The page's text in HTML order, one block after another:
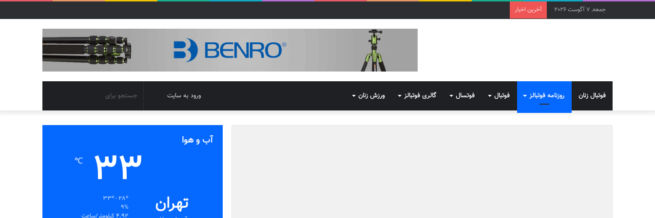
جمعه, 7 آگوست 2026 آخرین اخبار
فوتبال زنان روزنامه فوتبالز فوتبال فوتسال گالری فوتبالز ورزش زنان
برای
تغییر
پوسته
ورود به سایت
آب و هوا
تهران
33
℃
9%
4.92 کیلومتر/ساعت